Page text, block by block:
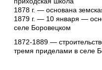
1878 г. — основана
1879 г. — 10 января —
селе Боровецком
1872-1889 —
тремя приделами в селе